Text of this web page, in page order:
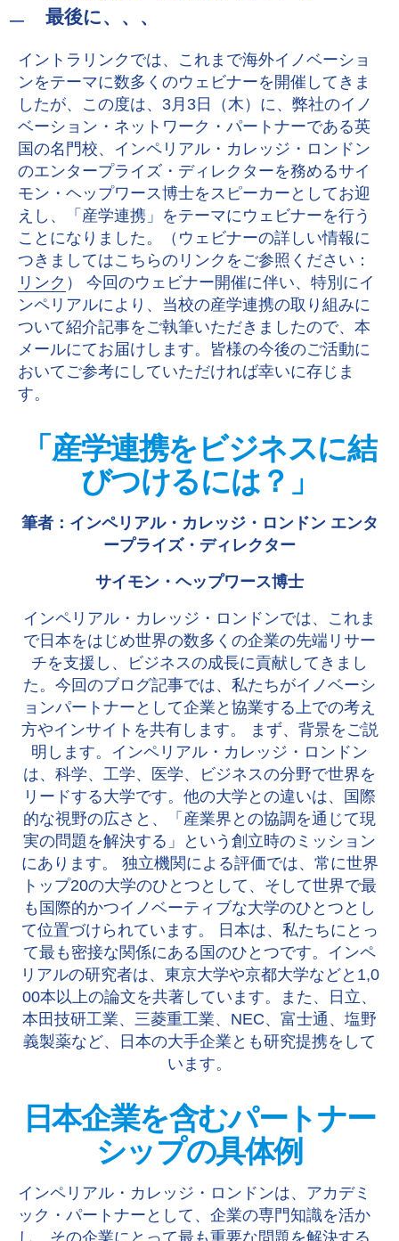
最後に、、、
イントラリンクでは、これまで海外イノベーショ
ンをテーマに数多くのウェビナーを開催してきま
したが、この度は、3月3日（木）に、弊社のイノ
ベーション・ネットワーク・パートナーである英
国の名門校、インペリアル・カレッジ・ロンドン
のエンタープライズ・ディレクターを務めるサイ
モン・ヘップワース博士をスピーカーとしてお迎
えし、「産学連携」をテーマにウェビナーを行う
ことになりました。（ウェビナーの詳しい情報に
つきましてはこちらのリンクをご参照ください：
リンク ） 今回のウェビナー開催に伴い、特別にイ
ンペリアルにより、当校の産学連携の取り組みに
ついて紹介記事をご執筆いただきましたので、本
メールにてお届けします。皆様の今後のご活動に
おいてご参考にしていただければ幸いに存じま
す。
「産学連携をビジネスに結
びつけるには？」
筆者：インペリアル・カレッジ・ロンドン エンタ
ープライズ・ディレクター
サイモン・ヘップワース博士
インペリアル・カレッジ・ロンドンでは、これま
で日本をはじめ世界の数多くの企業の先端リサー
チを支援し、ビジネスの成長に貢献してきまし
た。今回のブログ記事では、私たちがイノベーシ
ョンパートナーとして企業と協業する上での考え
方やインサイトを共有します。 まず、背景をご説
明します。インペリアル・カレッジ・ロンドン
は、科学、工学、医学、ビジネスの分野で世界を
リードする大学です。他の大学との違いは、国際
的な視野の広さと、「産業界との協調を通じて現
実の問題を解決する」という創立時のミッション
にあります。 独立機関による評価では、常に世界
トップ20の大学のひとつとして、そして世界で最
も国際的かつイノベーティブな大学のひとつとし
て位置づけられています。 日本は、私たちにとっ
て最も密接な関係にある国のひとつです。インペ
リアルの研究者は、東京大学や京都大学などと1,0
00本以上の論文を共著しています。また、日立、
本田技研工業、三菱重工業、NEC、富士通、塩野
義製薬など、日本の大手企業とも研究提携をして
います。
日本企業を含むパートナー
シップの具体例
インペリアル・カレッジ・ロンドンは、アカデミ
ック・パートナーとして、企業の専門知識を活か